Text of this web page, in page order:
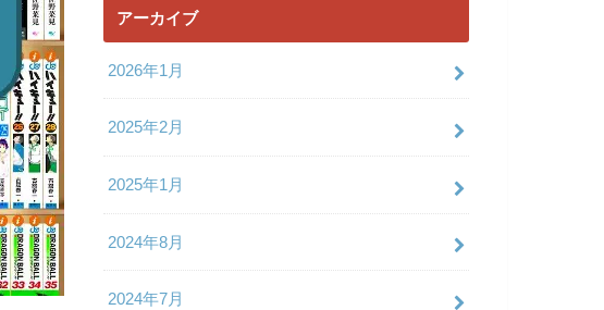
アーカイブ
2026年1月
2025年2月
2025年1月
2024年8月
2024年7月